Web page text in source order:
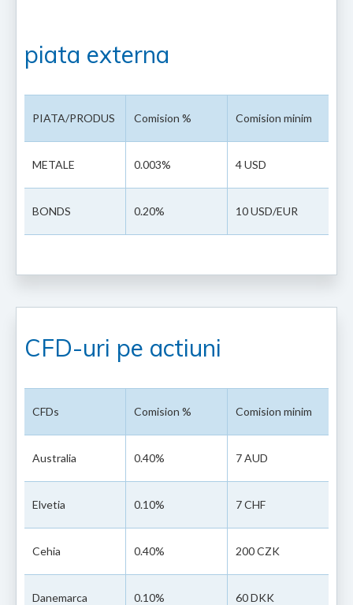
piata externa
PIATA/PRODUS Comision % Comision minim
METALE 0.003% 4 USD
BONDS 0.20% 10 USD/EUR
CFD-uri pe actiuni
CFDs Comision % Comision minim
Australia 0.40% 7 AUD
Elvetia 0.10% 7 CHF
Cehia 0.40% 200 CZK
Danemarca 0.10% 60 DKK